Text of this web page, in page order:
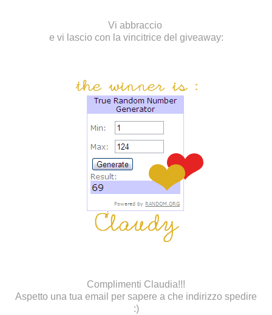
Vi abbraccio
e vi lascio con la vincitrice del giveaway:
Complimenti Claudia!!!
Aspetto una tua email per sapere a che indirizzo spedire
:)